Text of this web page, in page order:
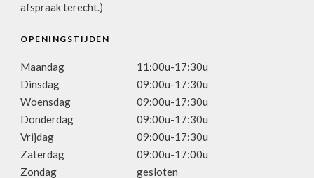
afspraak terecht.)
OPENINGSTIJDEN
Maandag
11:00u-17:30u
Dinsdag
09:00u-17:30u
Woensdag
09:00u-17:30u
Donderdag
09:00u-17:30u
Vrijdag
09:00u-17:30u
Zaterdag
09:00u-17:00u
Zondag
gesloten